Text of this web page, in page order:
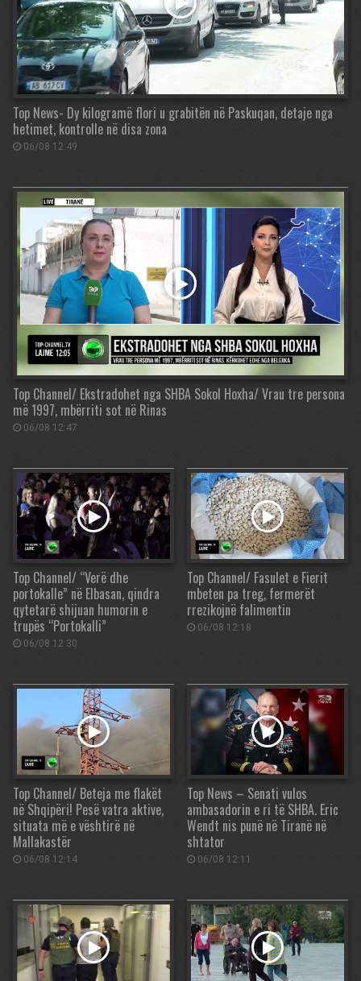
Top News- Dy kilogramë flori u grabitën në Paskuqan, detaje nga
hetimet, kontrolle në disa zona
06/08 12:49
Top Channel/ Ekstradohet nga SHBA Sokol Hoxha/ Vrau tre persona
më 1997, mbërriti sot në Rinas
06/08 12:47
Top Channel/ “Verë dhe
portokalle” në Elbasan, qindra
qytetarë shijuan humorin e
trupës “Portokalli”
06/08 12:30
Top Channel/ Fasulet e Fierit
mbeten pa treg, fermerët
rrezikojnë falimentin
06/08 12:18
Top Channel/ Beteja me flakët
në Shqipëri! Pesë vatra aktive,
situata më e vështirë në
Mallakastër
06/08 12:14
Top News – Senati vulos
ambasadorin e ri të SHBA. Eric
Wendt nis punë në Tiranë në
shtator
06/08 12:11